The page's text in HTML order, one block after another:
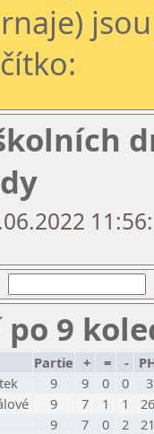
9
Partie + = -
9 9 0 0
9 7 1 1
9 7 0 2